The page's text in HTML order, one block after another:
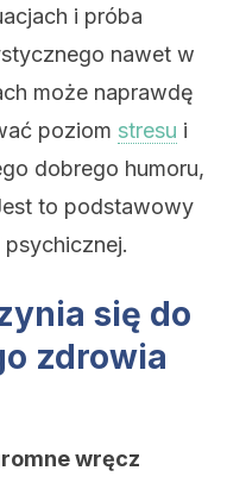
i próba
nawet w
może naprawdę
poziom stresu i
dobrego humoru,
to podstawowy
się do
zdrowia
wręcz